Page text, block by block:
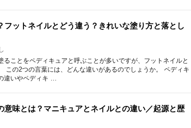
フットネイルとどう違う？きれいな塗り方と落とし
ることをペディキュアと呼ぶことが多いですが、フットネイルと
この2つの言葉には、どんな違いがあるのでしょうか。 ペディキ
違いやペディキ …
意味とは？マニキュアとネイルとの違い／起源と歴